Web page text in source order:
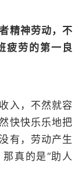
精神劳动，不
疲劳的第一良
入，不然就容
快快乐乐地把
有，劳动产生
真的是“助人